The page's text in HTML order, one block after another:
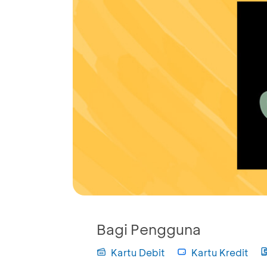
Bagi Pengguna
Kartu Debit Kartu Kredit